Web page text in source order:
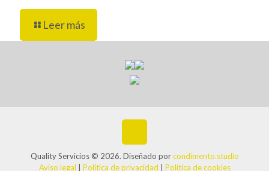
Leer más
Quality Servicios © 2026. Diseñado porcondimento.studio
Aviso legal
Política de privacidad Política de cookies